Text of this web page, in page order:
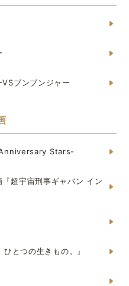
ブンブンジャー
Anniversary Stars-
超宇宙刑事ギャバン イン
ひとつの生きもの。』